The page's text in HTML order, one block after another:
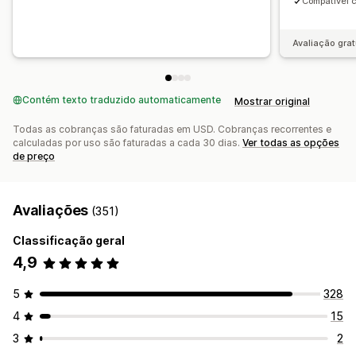
Avaliação
Contém texto traduzido automaticamente Mostrar original
Todas as cobranças são faturadas em USD. Cobranças recorrentes e
calculadas por uso são faturadas a cada 30 dias. Ver todas as opções
de preço
Avaliações (351)
Classificação geral
4,9
5
328
4
15
3
2